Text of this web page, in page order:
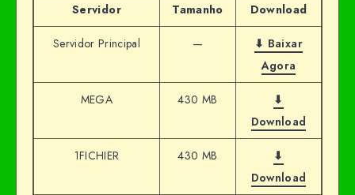
Servidor Tamanho Download
Servidor Principal —
⬇ Baixar
Agora
MEGA 430 MB
⬇
Download
1FICHIER 430 MB
⬇
Download